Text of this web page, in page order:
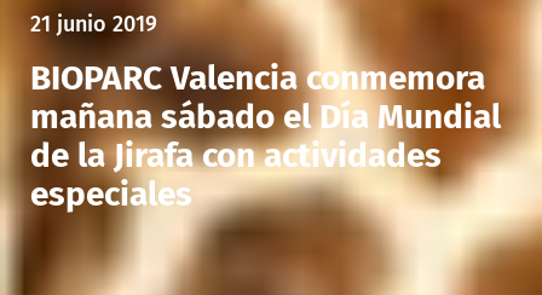
21 junio 2019
BIOPARC Valencia conmemora
mañana sábado el Día Mundial
de la Jirafa con actividades
especiales